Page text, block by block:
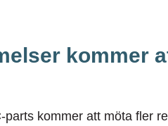
kommer
kommer att möta fler